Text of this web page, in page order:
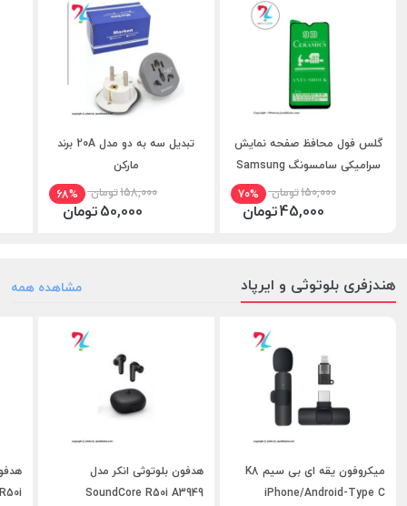
گلس فول محافظ صفحه نمایش
سرامیکی سامسونگ Samsung
A12 مدل 9D
150,000تومان 70%
45,000تومان
تبدیل سه به دو مدل 20A برند
مارکن
158,000تومان 68%
50,000تومان
هندزفری بلوتوثی و ایرپاد مشاهده همه
میکروفون یقه ای بی سیم K8
iPhone/Android-Type C
هدفون بلوتوثی انکر مدل
SoundCore R50i A3949